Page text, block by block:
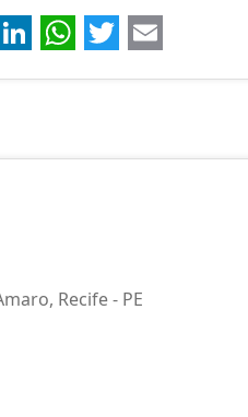
Facebook
LinkedIn
WhatsApp
Twitter
Recife - PE